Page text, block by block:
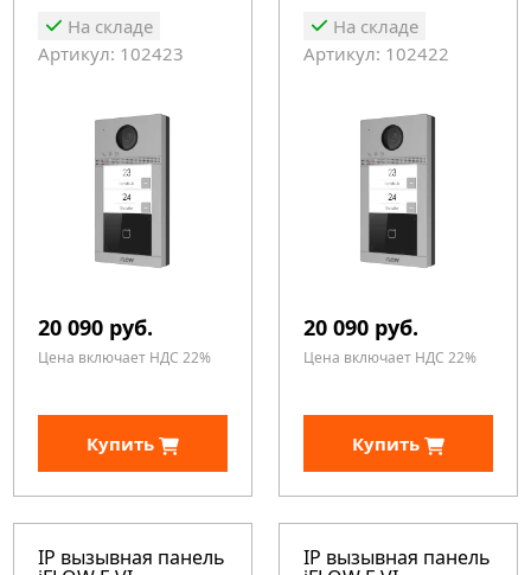
На складе
Артикул: 102423
20 090 руб.
Цена включает НДС 22%
Купить
На складе
Артикул: 102422
20 090 руб.
Цена включает НДС 22%
Купить
IP вызывная панель IP вызывная панель